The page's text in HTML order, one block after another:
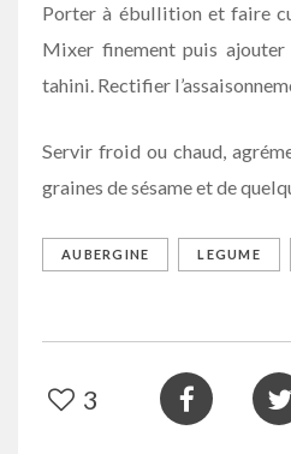
Porter à ébullition et faire
Mixer finement puis
tahini. Rectifier
Servir froid ou chaud,
graines de sésame et de
AUBERGINE LEGUME
3